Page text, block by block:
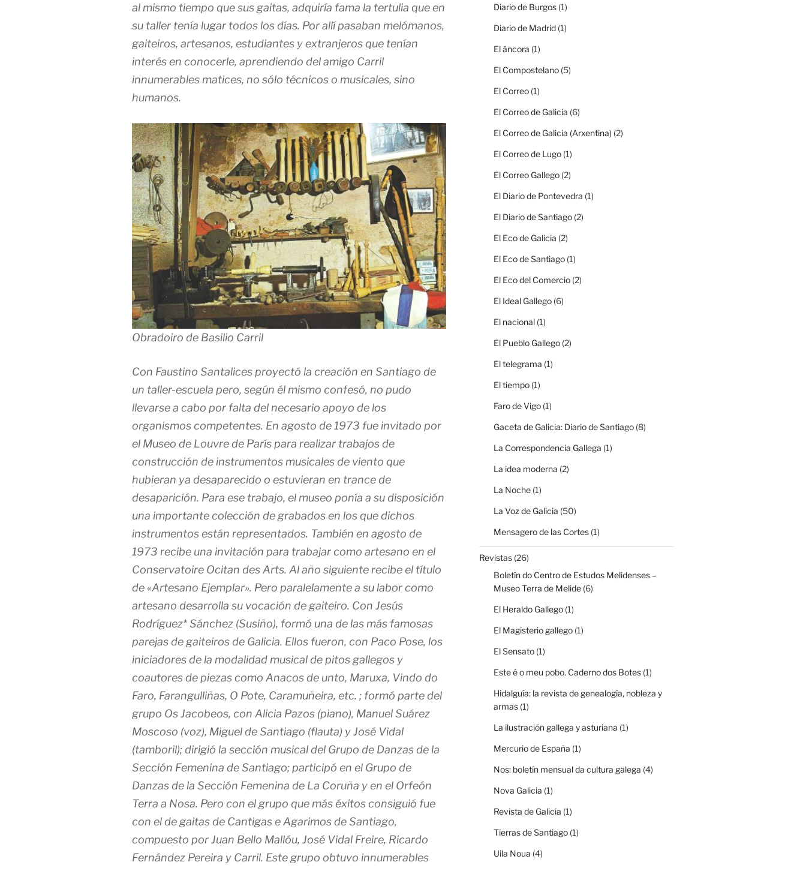
al mismo tiempo que sus gaitas, adquiría fama la tertulia que en
su taller tenía lugar todos los días. Por allí pasaban melómanos,
gaiteiros, artesanos, estudiantes y extranjeros que tenían
interés en conocerle, aprendiendo del amigo Carril
innumerables matices, no sólo técnicos o musicales, sino
humanos.
Obradoiro de Basilio Carril
Con Faustino Santalices proyectó la creación en Santiago de
un taller-escuela pero, según él mismo confesó, no pudo
llevarse a cabo por falta del necesario apoyo de los
organismos competentes. En agosto de 1973 fue invitado por
el Museo de Louvre de París para realizar trabajos de
construcción de instrumentos musicales de viento que
hubieran ya desaparecido o estuvieran en trance de
desaparición. Para ese trabajo, el museo ponía a su disposición
una importante colección de grabados en los que dichos
instrumentos están representados. También en agosto de
1973 recibe una invitación para trabajar como artesano en el
Conservatoire Ocitan des Arts. Al año siguiente recibe el título
de «Artesano Ejemplar». Pero paralelamente a su labor como
artesano desarrolla su vocación de gaiteiro. Con Jesús
Rodríguez* Sánchez (Susiño), formó una de las más famosas
parejas de gaiteiros de Galicia. Ellos fueron, con Paco Pose, los
iniciadores de la modalidad musical de pitos gallegos y
coautores de piezas como Anacos de unto, Maruxa, Vindo do
Faro, Farangulliñas, O Pote, Caramuñeira, etc. ; formó parte del
grupo Os Jacobeos, con Alicia Pazos (piano), Manuel Suárez
Moscoso (voz), Miguel de Santiago (flauta) y José Vidal
(tamboril); dirigió la sección musical del Grupo de Danzas de la
Sección Femenina de Santiago; participó en el Grupo de
Danzas de la Sección Femenina de La Coruña y en el Orfeón
Terra a Nosa. Pero con el grupo que más éxitos consiguió fue
con el de gaitas de Cantigas e Agarimos de Santiago,
compuesto por Juan Bello Mallóu, José Vidal Freire, Ricardo
Fernández Pereira y Carril. Este grupo obtuvo innumerables
Diario de Burgos(1)
Diario de Madrid(1)
El áncora (1)
El Compostelano(5)
El Correo(1)
El Correo de Galicia (6)
El Correo de Galicia (Arxentina) (2)
El Correo de Lugo(1)
El Correo Gallego(2)
El Diario de Pontevedra (1)
El Diario de Santiago(2)
El Eco de Galicia (2)
El Eco de Santiago(1)
El Eco del Comercio(2)
El Ideal Gallego(6)
El nacional(1)
El Pueblo Gallego(2)
El telegrama (1)
El tiempo(1)
Faro de Vigo(1)
Gaceta de Galicia: Diario de Santiago(8)
La Correspondencia Gallega (1)
La idea moderna (2)
La Noche(1)
La Voz de Galicia (50)
Mensagero de las Cortes(1)
Revistas(26)
Boletín do Centro de Estudos Melidenses –
Museo Terra de Melide(6)
El Heraldo Gallego(1)
El Magisterio gallego(1)
El Sensato(1)
Este é o meu pobo. Caderno dos Botes(1)
Hidalguía: la revista de genealogía, nobleza y
armas(1)
La ilustración gallega y asturiana (1)
Mercurio de España (1)
Nos: boletín mensual da cultura galega (4)
Nova Galicia (1)
Revista de Galicia (1)
Tierras de Santiago(1)
Uila Noua (4)